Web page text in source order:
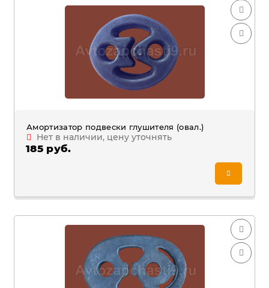
Амортизатор подвески глушителя (овал.)
Нет в наличии, цену уточнять
185 руб.